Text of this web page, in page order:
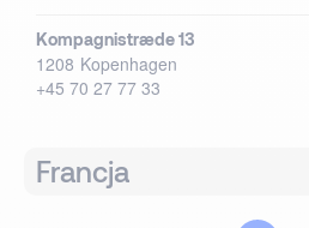
Kompagnistræde 13
1208 Kopenhagen
+45 70 27 77 33
Francja